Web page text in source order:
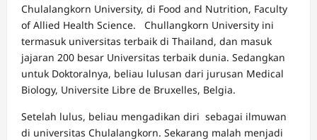
Chulalangkorn University, di Food and Nutrition, Faculty
of Allied Health Science. Chullangkorn University ini
termasuk universitas terbaik di Thailand, dan masuk
jajaran 200 besar Universitas terbaik dunia. Sedangkan
untuk Doktoralnya, beliau lulusan dari jurusan Medical
Biology, Universite Libre de Bruxelles, Belgia.
Setelah lulus, beliau mengadikan diri sebagai ilmuwan
di universitas Chulalangkorn. Sekarang malah menjadi